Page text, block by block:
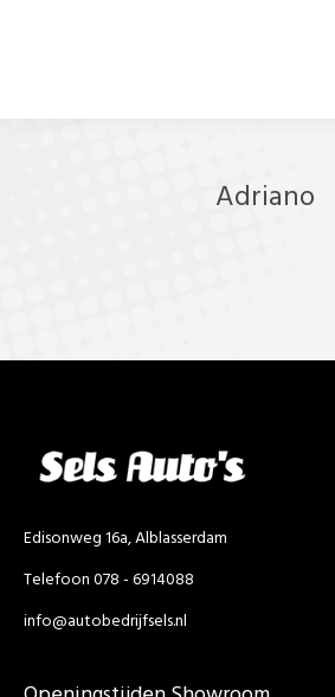
Adriano
Edisonweg 16a, Alblasserdam
Telefoon 078 - 6914088
info@autobedrijfsels.nl